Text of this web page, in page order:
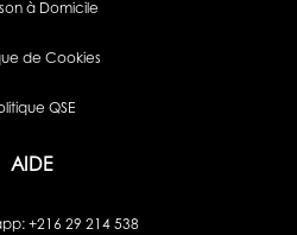
à Domicile
de Cookies
QSE
AIDE
+216 29 214 538